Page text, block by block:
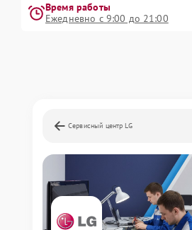
Время работы
Ежедневно с 9:00 до 21:00
Сервисный центр LG